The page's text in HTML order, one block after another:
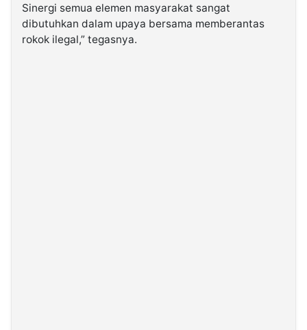
Sinergi semua elemen masyarakat sangat
dibutuhkan dalam upaya bersama memberantas
rokok ilegal,” tegasnya.